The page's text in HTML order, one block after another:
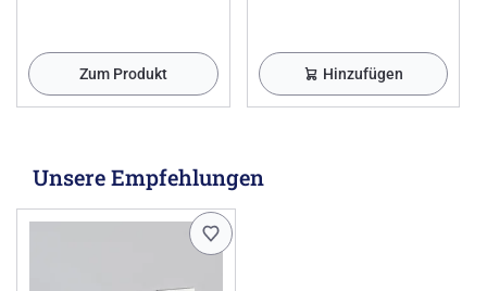
Zum Produkt Hinzufügen
Unsere Empfehlungen